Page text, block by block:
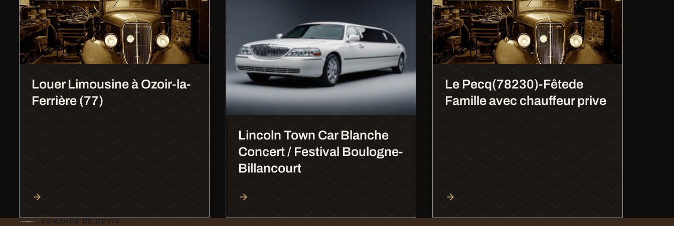
Louer Limousine à Ozoir-la-
Ferrière (77)
Lincoln Town Car Blanche
Concert / Festival Boulogne-
Billancourt
Le Pecq(78230)-Fêtede
Famille avec chauffeur prive
DEMANDE DE DEVIS